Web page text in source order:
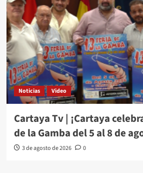
Noticias Video
Cartaya Tv | ¡Cartaya
de la Gamba del 5 al 8 de
3 de agosto de 2026 0